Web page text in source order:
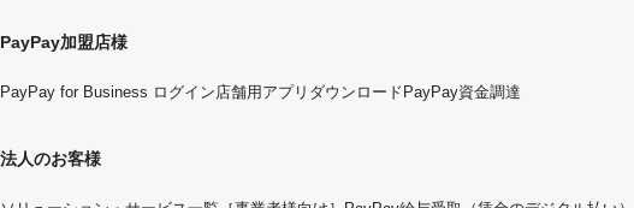
PayPay加盟店様
PayPay for Business ログイン 店舗用アプリダウンロードPayPay資金調達
法人のお客様